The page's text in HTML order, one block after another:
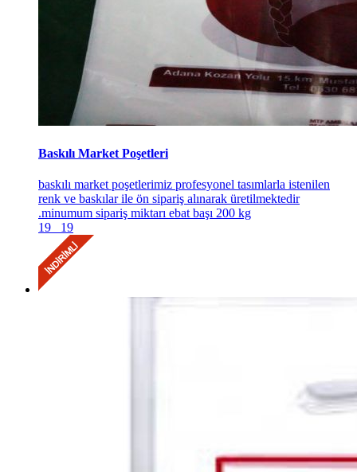
Baskılı Market Poşetleri
baskılı market poşetlerimiz profesyonel tasımlarla istenilen
renk ve baskılar ile ön sipariş alınarak üretilmektedir
.minumum sipariş miktarı ebat başı 200 kg
19
19